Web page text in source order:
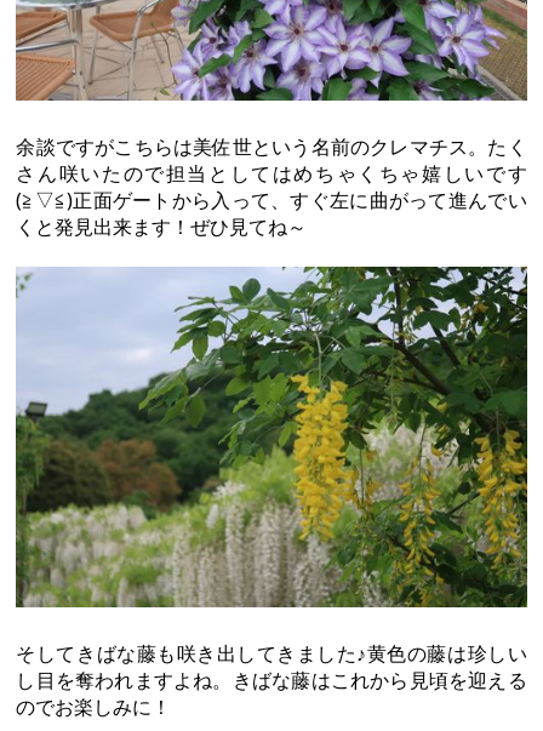
余談ですがこちらは美佐世という名前のクレマチス。たく
さん咲いたので担当としてはめちゃくちゃ嬉しいです
(≧▽≦)正面ゲートから入って、すぐ左に曲がって進んでい
くと発見出来ます！ぜひ見てね～
そしてきばな藤も咲き出してきました♪黄色の藤は珍しい
し目を奪われますよね。きばな藤はこれから見頃を迎える
のでお楽しみに！